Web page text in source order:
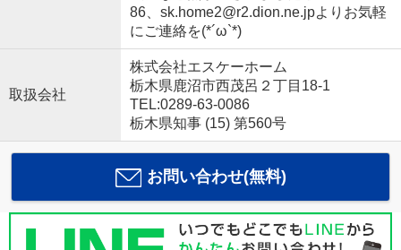
86、sk.home2@r2.dion.ne.jpよりお気軽
にご連絡を(*´ω`*)
取扱会社
株式会社エスケーホーム
栃木県鹿沼市西茂呂２丁目18-1
TEL:0289-63-0086
栃木県知事 (15) 第560号
お問い合わせ(無料)